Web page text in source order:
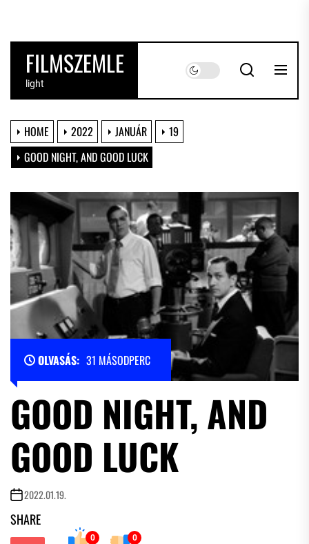
the
contentFILMSZEMLE
light
HOME 2022 JANUÁR
19
GOOD NIGHT, AND GOOD LUCK
OLVASÁS: 31 MÁSODPERC
GOOD NIGHT, AND
GOOD LUCK
2022.01.19.
SHARE
0 0